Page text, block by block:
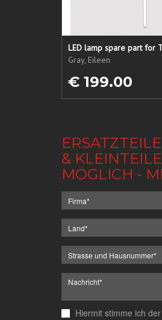
LED lamp spare part for
Gray, Eileen
€ 199.00
&
MÖGLICH -
Hiermit stimme ich der